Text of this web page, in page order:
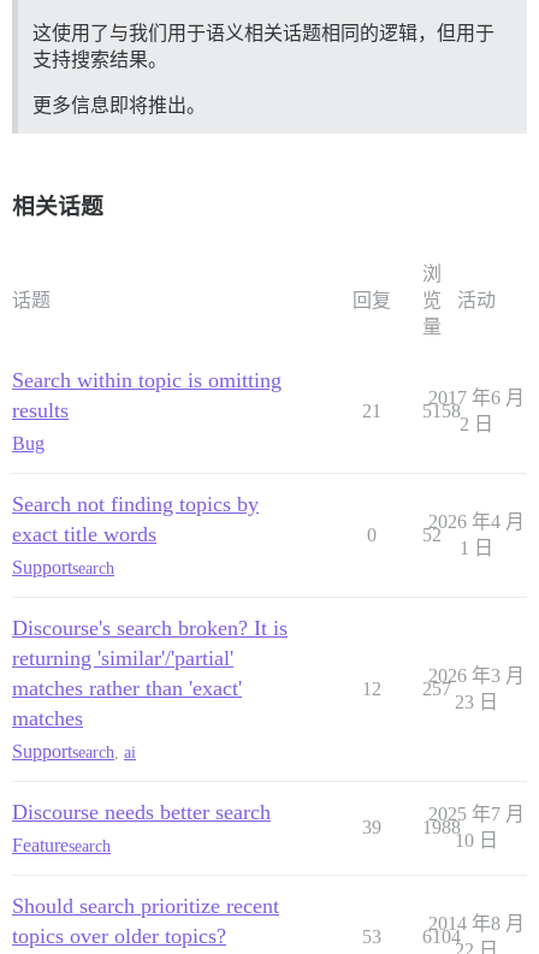
这使用了与我们用于语义相关话题相同的逻辑，但用于
支持搜索结果。
更多信息即将推出。
相关话题
话题 回复
浏
览
量
活动
Search within topic is omitting
results
Bug
21 5158
2017 年6 月
2 日
Search not finding topics by
exact title words
Supportsearch
0 52
2026 年4 月
1 日
Discourse's search broken? It is
returning 'similar'/'partial'
matches rather than 'exact'
matches
Supportsearch ai
12 257
2026 年3 月
23 日
Discourse needs better search
Featuresearch
39 1988
2025 年7 月
10 日
Should search prioritize recent
topics over older topics?
53 6104
2014 年8 月